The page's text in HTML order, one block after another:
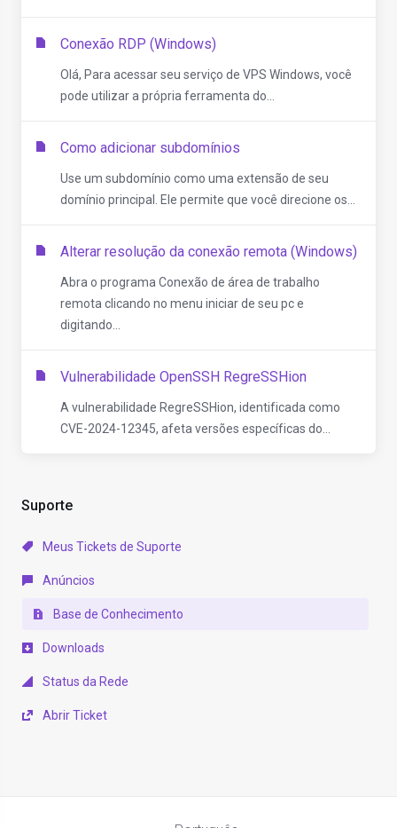
Suporte
Meus Tickets de Suporte
Anúncios
Base de Conhecimento
Downloads
Status da Rede
Abrir Ticket
Conexão RDP (Windows)
Olá, Para acessar seu serviço de VPS Windows, você
pode utilizar a própria ferramenta do...
Como adicionar subdomínios
Use um subdomínio como uma extensão de seu
domínio principal. Ele permite que você direcione os...
Alterar resolução da conexão remota (Windows)
Abra o programa Conexão de área de trabalho
remota clicando no menu iniciar de seu pc e
digitando...
Vulnerabilidade OpenSSH RegreSSHion
A vulnerabilidade RegreSSHion, identificada como
CVE-2024-12345, afeta versões específicas do...